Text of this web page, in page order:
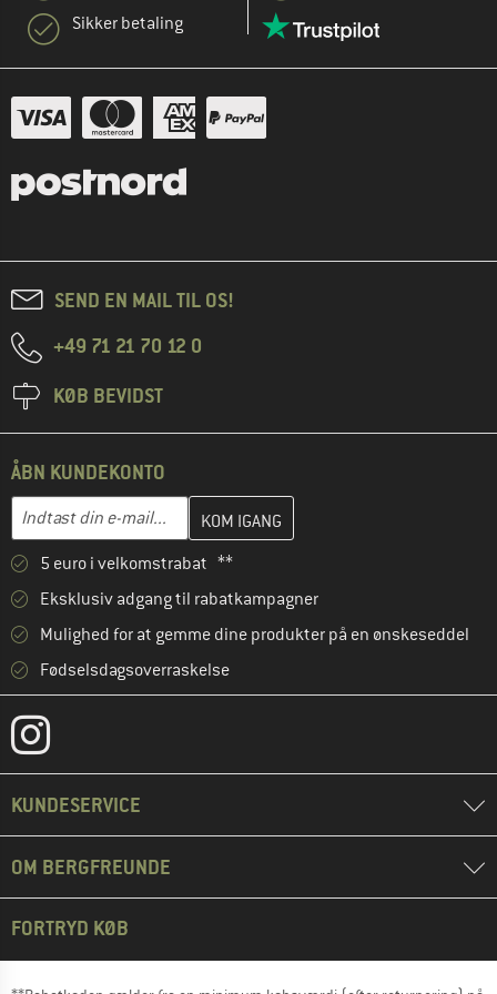
Sikker betaling
SEND EN MAIL TIL OS!
+49 71 21 70 12 0
KØB BEVIDST
ÅBN KUNDEKONTO
E-mail-adresse
Indtast din e-mailadresse her, og opret i næste trin din
5 euro i velkomstrabat **
Eksklusiv adgang til rabatkampagner
Mulighed for at gemme dine produkter på en ønskeseddel
Fødselsdagsoverraskelse
KUNDESERVICE
OM BERGFREUNDE
FORTRYD KØB